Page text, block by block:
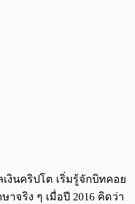
งินคริปโต เริ่มรู้จักบิทคอย
าจริง ๆ เมื่อปี 2016 คิดว่า